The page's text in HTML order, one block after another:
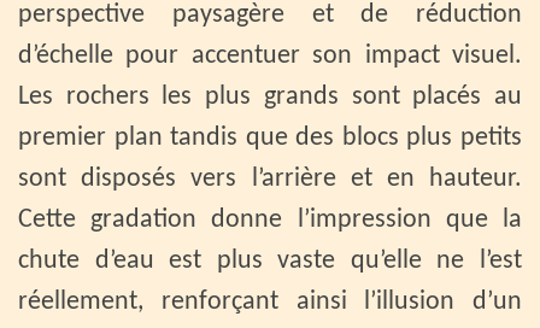
perspective paysagère et de réduction
d’échelle pour accentuer son impact visuel.
Les rochers les plus grands sont placés au
premier plan tandis que des blocs plus petits
sont disposés vers l’arrière et en hauteur.
Cette gradation donne l’impression que la
chute d’eau est plus vaste qu’elle ne l’est
réellement, renforçant ainsi l’illusion d’un